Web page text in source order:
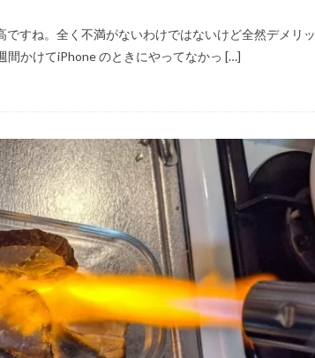
すね。全く不満がないわけではないけど全然デメリッ
間かけてiPhone のときにやってなかっ […]